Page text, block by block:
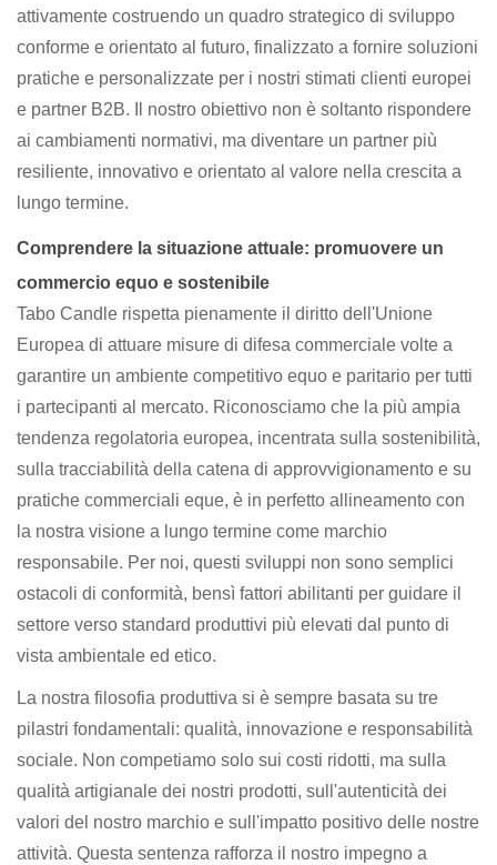
attivamente costruendo un quadro strategico di sviluppo
conforme e orientato al futuro, finalizzato a fornire soluzioni
pratiche e personalizzate per i nostri stimati clienti europei
e partner B2B. Il nostro obiettivo non è soltanto rispondere
ai cambiamenti normativi, ma diventare un partner più
resiliente, innovativo e orientato al valore nella crescita a
lungo termine.
Comprendere la situazione attuale: promuovere un
commercio equo e sostenibile
Tabo Candle rispetta pienamente il diritto dell'Unione
Europea di attuare misure di difesa commerciale volte a
garantire un ambiente competitivo equo e paritario per tutti
i partecipanti al mercato. Riconosciamo che la più ampia
tendenza regolatoria europea, incentrata sulla sostenibilità,
sulla tracciabilità della catena di approvvigionamento e su
pratiche commerciali eque, è in perfetto allineamento con
la nostra visione a lungo termine come marchio
responsabile. Per noi, questi sviluppi non sono semplici
ostacoli di conformità, bensì fattori abilitanti per guidare il
settore verso standard produttivi più elevati dal punto di
vista ambientale ed etico.
La nostra filosofia produttiva si è sempre basata su tre
pilastri fondamentali: qualità, innovazione e responsabilità
sociale. Non competiamo solo sui costi ridotti, ma sulla
qualità artigianale dei nostri prodotti, sull'autenticità dei
valori del nostro marchio e sull'impatto positivo delle nostre
attività. Questa sentenza rafforza il nostro impegno a